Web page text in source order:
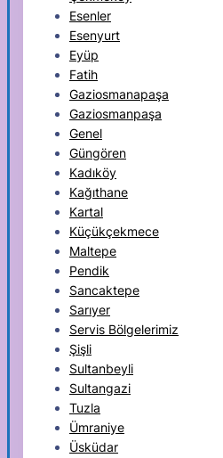
Esenler
Esenyurt
Eyüp
Fatih
Gaziosmanapaşa
Gaziosmanpaşa
Genel
Güngören
Kadıköy
Kağıthane
Kartal
Küçükçekmece
Maltepe
Pendik
Sancaktepe
Sarıyer
Servis Bölgelerimiz
Şişli
Sultanbeyli
Sultangazi
Tuzla
Ümraniye
Üsküdar